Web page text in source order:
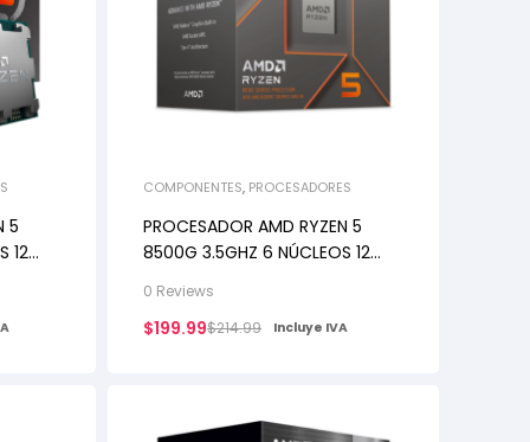
5
12
COMPONENTES, PROCESADORES
PROCESADOR AMD RYZEN 5
8500G 3.5GHZ 6 NÚCLEOS 12
0 Reviews
$214.99
$199.99 Incluye IVA